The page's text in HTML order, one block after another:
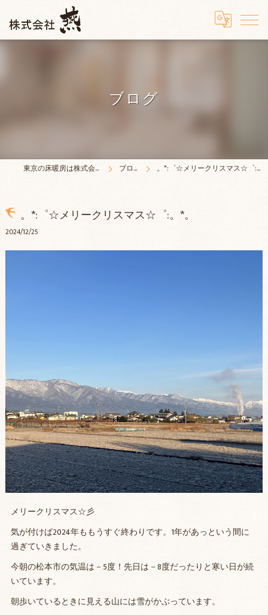
ブログ
東京の床暖房は株式会社燕 ブログ 。*:゜☆メリークリスマス☆゜:。*。
。*:゜☆メリークリスマス☆゜:。*。
2024/12/25
メリークリスマス☆彡
気が付けば2024年ももうすぐ終わりです。1年があっという間に
過ぎていきました。
今朝の松本市の気温は－5度！先日は－8度だったりと寒い日が続
いています。
朝歩いているときに見える山には雪がかぶっています。